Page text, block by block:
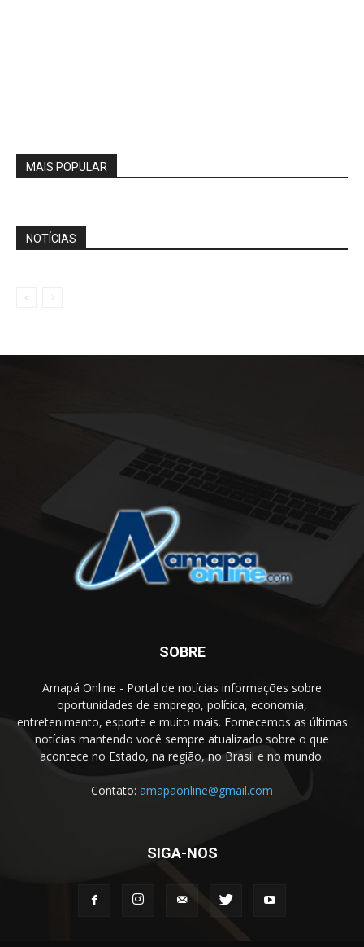
MAIS POPULAR
NOTÍCIAS
SOBRE
Amapá Online - Portal de notícias informações sobre
oportunidades de emprego, política, economia,
entretenimento, esporte e muito mais. Fornecemos as últimas
notícias mantendo você sempre atualizado sobre o que
acontece no Estado, na região, no Brasil e no mundo.
Contato: amapaonline@gmail.com
SIGA-NOS